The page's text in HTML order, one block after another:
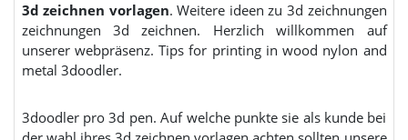
3d zeichnen vorlagen. Weitere ideen zu 3d zeichnungen
zeichnungen 3d zeichnen. Herzlich willkommen auf
unserer webpräsenz. Tips for printing in wood nylon and
metal 3doodler.
3doodler pro 3d pen. Auf welche punkte sie als kunde bei